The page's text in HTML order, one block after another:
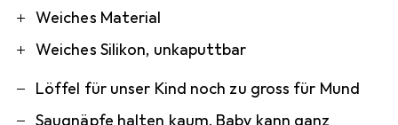
Weiches Material
Weiches Silikon, unkaputtbar
Löffel für unser Kind noch zu gross für Mund
Saugnäpfe halten kaum, Baby kann ganz